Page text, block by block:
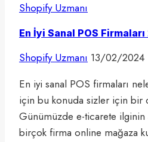
Ads
Verme
Nasıl
Kullanılır?
Shopify Uzmanı
En İyi Sanal POS
Shopify Uzmanı 13/02/2024
En iyi sanal POS firmaları
için bu konuda sizler için bir
Günümüzde e-ticarete ilginin
birçok firma online mağaza